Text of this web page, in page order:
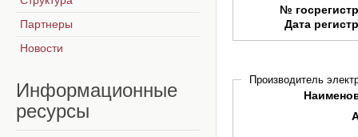
№
Дата
Производитель
Партнеры
Новости
Информационные
ресурсы